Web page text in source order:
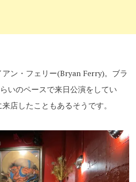
ン・フェリー(Bryan Ferry)。ブラ
いのペースで来日公演をしてい
店したこともあるそうです。